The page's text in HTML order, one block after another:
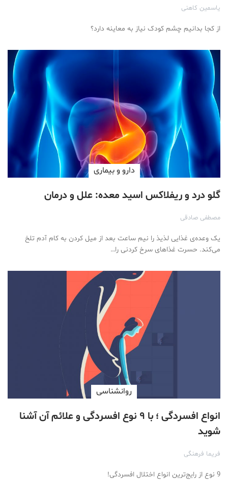
یاسمین کاهنی
از کجا بدانیم چشم کودک نیاز به معاینه‌ دارد؟
دارو‌ و بیماری
گلو درد و ریفلاکس اسید معده: علل و درمان
مصطفی صادقی
یک وعده‌ی غذایی لذیذ را نیم ساعت بعد از میل کردن به کام آدم تلخ
می‌کند. حسرت غذاهای سرخ کردنی را…
روانشناسی
انواع افسردگی ؛ با ۹ نوع افسردگی و علائم آن آشنا
شوید
فریما فرهنگی
9 نوع از رایج‌ترین انواع اختلال افسردگی!